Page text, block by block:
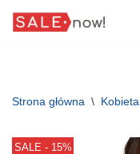
Strona główna \ Kobieta
SALE - 15%